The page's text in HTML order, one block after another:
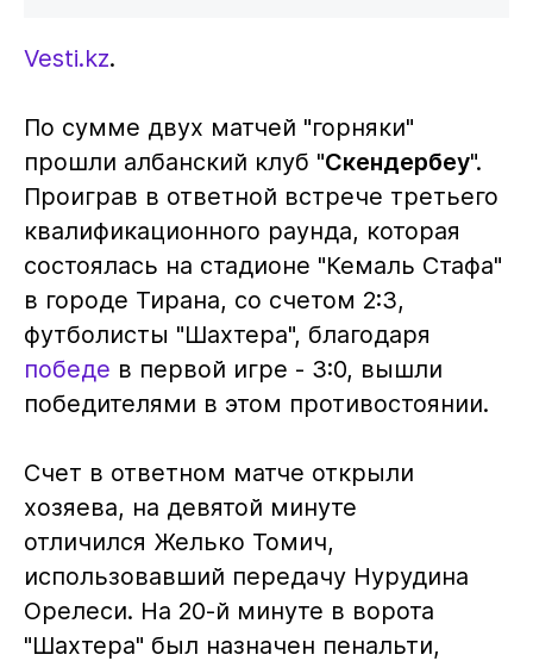
Vesti.kz.
По сумме двух матчей "горняки"
прошли албанский клуб "Скендербеу".
Проиграв в ответной встрече третьего
квалификационного раунда, которая
состоялась на стадионе "Кемаль Стафа"
в городе Тирана, со счетом 2:3,
футболисты "Шахтера", благодаря
победе в первой игре - 3:0, вышли
победителями в этом противостоянии.
Счет в ответном матче открыли
хозяева, на девятой минуте
отличился Желько Томич,
использовавший передачу Нурудина
Орелеси. На 20-й минуте в ворота
"Шахтера" был назначен пенальти,